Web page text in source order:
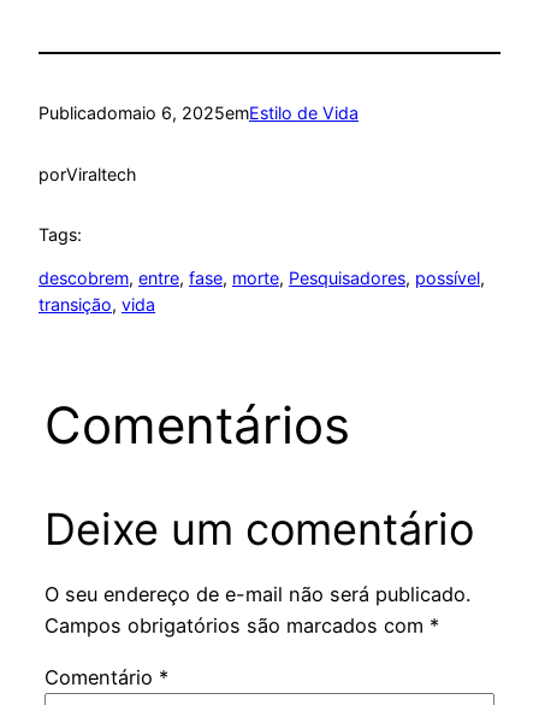
Publicadomaio 6, 2025emEstilo de Vida
porViraltech
Tags:
descobrem, entre, fase, morte, Pesquisadores, possível
transição, vida
Comentários
Deixe um comentário
O seu endereço de e-mail não será publicado.
Campos obrigatórios são marcados com *
Comentário *